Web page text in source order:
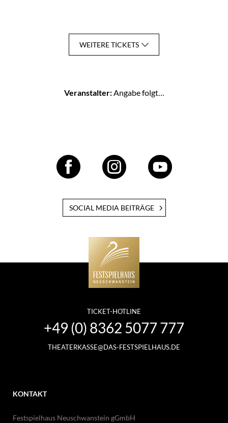
WEITERE TICKETS
Veranstalter:Angabe folgt…
SOCIAL MEDIA BEITRÄGE
TICKET-HOTLINE
+49 (0) 8362 5077 777
THEATERKASSE@DAS-FESTSPIELHAUS.DE
KONTAKT
Festspielhaus Neuschwanstein gGmbH